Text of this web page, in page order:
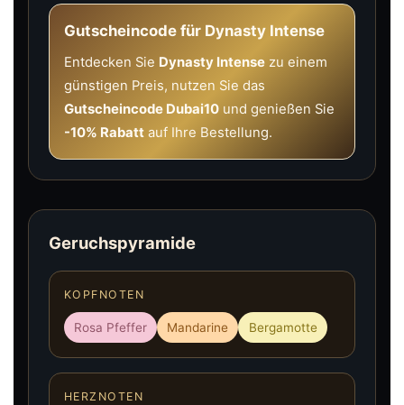
Gutscheincode für Dynasty Intense
Entdecken Sie Dynasty Intensezu einem
günstigen Preis, nutzen Sie das
Gutscheincode Dubai10und genießen Sie
-10% Rabattauf Ihre Bestellung.
Geruchspyramide
KOPFNOTEN
Rosa Pfeffer Mandarine Bergamotte
HERZNOTEN